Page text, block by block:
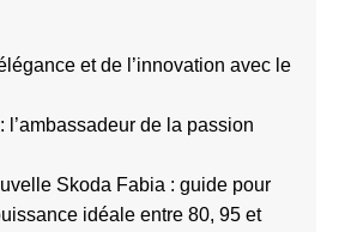
et de l’innovation avec le
l’ambassadeur de la passion
Skoda Fabia : guide pour
idéale entre 80, 95 et